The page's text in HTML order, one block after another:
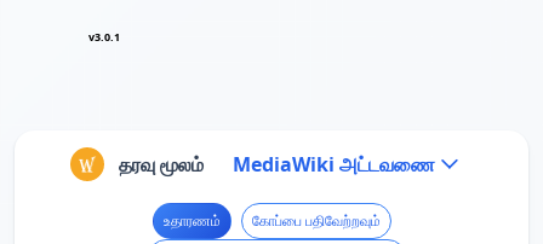
v3.0.1
தரவு மூலம் MediaWiki அட்டவணை
உதாரணம்
கோப்பை பதிவேற்றவும்